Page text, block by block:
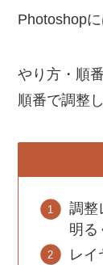
Photoshop
やり方・順
順番で調整
調整
明る
レイ